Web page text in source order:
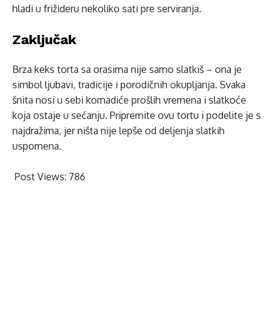
hladi u frižideru nekoliko sati pre serviranja.
Zaključak
Brza keks torta sa orasima nije samo slatkiš – ona je
simbol ljubavi, tradicije i porodičnih okupljanja. Svaka
šnita nosi u sebi komadiće prošlih vremena i slatkoće
koja ostaje u sećanju. Pripremite ovu tortu i podelite je s
najdražima, jer ništa nije lepše od deljenja slatkih
uspomena.
Post Views: 786